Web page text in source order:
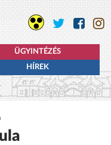
ÜGYINTÉZÉS
HÍREK